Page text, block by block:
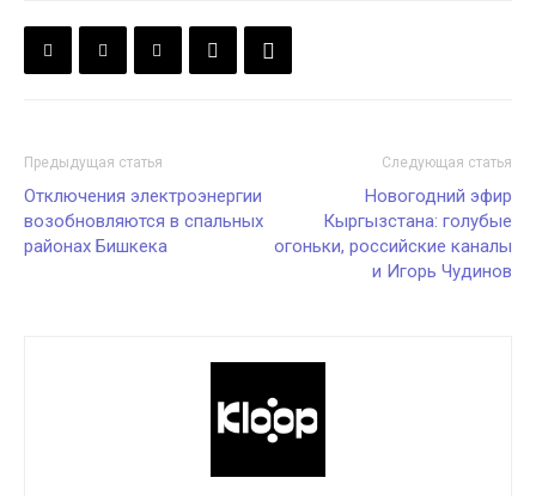
Предыдущая статья
Отключения электроэнергии
возобновляются в спальных
районах Бишкека
Следующая статья
Новогодний эфир
Кыргызстана: голубые
огоньки, российские каналы
и Игорь Чудинов